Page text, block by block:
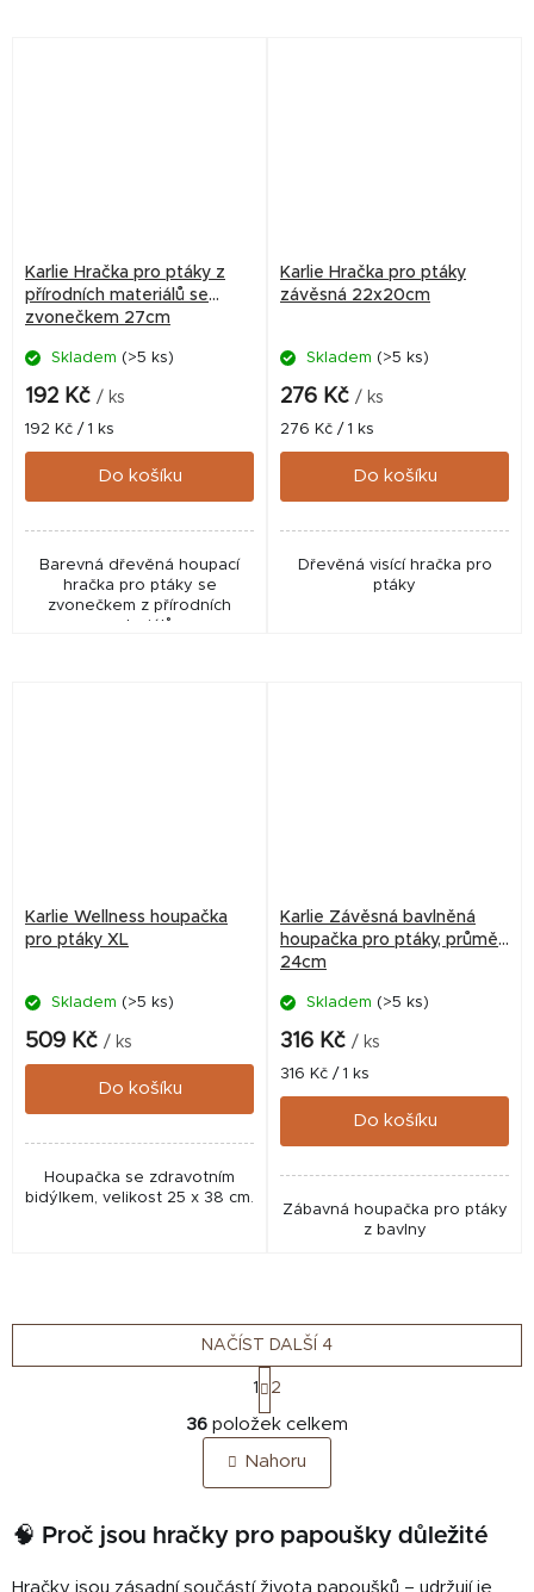
Karlie Hračka pro ptáky z
přírodních materiálů se
zvonečkem 27cm
Skladem (>5 ks)
192 Kč / ks
Měrná
cena:
192 Kč / 1 ks
Do košíku
Barevná dřevěná houpací
hračka pro ptáky se
zvonečkem z přírodních
Karlie Hračka pro ptáky
závěsná 22x20cm
Skladem (>5 ks)
276 Kč / ks
Měrná
cena:
276 Kč / 1 ks
Do košíku
Dřevěná visící hračka pro
ptáky
Karlie Wellness houpačka
pro ptáky XL
Skladem (>5 ks)
509 Kč / ks
Do košíku
Houpačka se zdravotním
bidýlkem, velikost 25 x 38 cm.
Karlie Závěsná bavlněná
houpačka pro ptáky, průměr
24cm
Skladem (>5 ks)
316 Kč / ks
Měrná
cena:
316 Kč / 1 ks
Do košíku
Zábavná houpačka pro ptáky
z bavlny
O
v
l
á
a
c
NAČÍST DALŠÍ 4
S
t
r
á
n
k
v
n
1 2
36 položek celkem
Nahoru
🧠 Proč jsou hračky pro papoušky důležité
Hračky jsou zásadní součástí života papoušků – udržují je